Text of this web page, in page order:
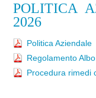
POLITICA
2026
Politica Aziendale
Regolamento
Procedura rimedi